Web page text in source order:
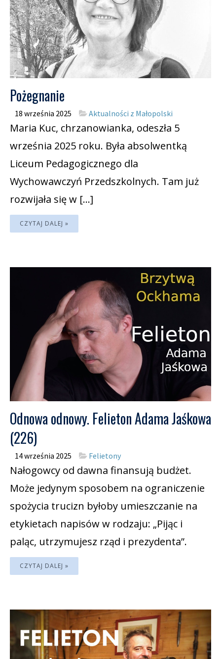
Pożegnanie
18 września 2025 Aktualności z Małopolski
Maria Kuc, chrzanowianka, odeszła 5
września 2025 roku. Była absolwentką
Liceum Pedagogicznego dla
Wychowawczyń Przedszkolnych. Tam już
rozwijała się w […]
CZYTAJ DALEJ »
Odnowa odnowy. Felieton Adama Jaśkowa
(226)
14 września 2025 Felietony
Nałogowcy od dawna finansują budżet.
Może jedynym sposobem na ograniczenie
spożycia trucizn byłoby umieszczanie na
etykietach napisów w rodzaju: „Pijąc i
paląc, utrzymujesz rząd i prezydenta”.
CZYTAJ DALEJ »